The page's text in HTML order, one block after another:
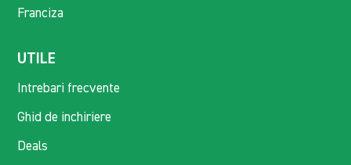
Franciza
UTILE
Intrebari frecvente
Ghid de inchiriere
Deals